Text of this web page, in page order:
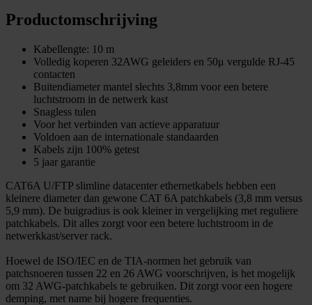
Productomschrijving
Kabellengte: 10 m
Volledig koperen 32AWG geleiders en 50μ vergulde RJ-45
contacten
Buitendiameter mantel slechts 3,8mm voor een betere
luchtstroom in de netwerk kast
Snagless tulen
Voor het verbinden van actieve apparatuur
Voldoen aan de internationale standaarden
Kabels zijn 100% getest
5 jaar garantie
CAT6A U/FTP slimline datacenter ethernetkabels hebben een
kleinere diameter dan gewone CAT 6A patchkabels (3,8 mm versus
5,9 mm). De buigradius is ook kleiner in vergelijking met reguliere
patchkabels. Dit alles zorgt voor een betere luchtstroom in de
netwerkkast/server rack.
Hoewel de ISO/IEC en de TIA-normen het gebruik van
patchsnoeren tussen 22 en 26 AWG voorschrijven, is het mogelijk
om 32 AWG-patchkabels te gebruiken. Dit zorgt voor een hogere
demping, met name bij hogere frequenties.